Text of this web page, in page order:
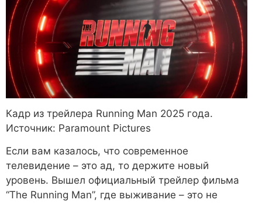
Кадр из трейлера Running Man 2025 года.
Источник: Paramount Pictures
Если вам казалось, что современное
телевидение – это ад, то держите новый
уровень. Вышел официальный трейлер фильма
“The Running Man”, где выживание – это не